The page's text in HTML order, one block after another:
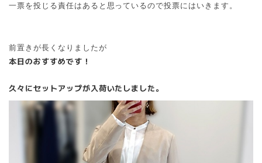
一票を投じる責任はあると思っているので投票にはいきます。
前置きが長くなりましたが
本日のおすすめです！
久々にセットアップが入荷いたしました。